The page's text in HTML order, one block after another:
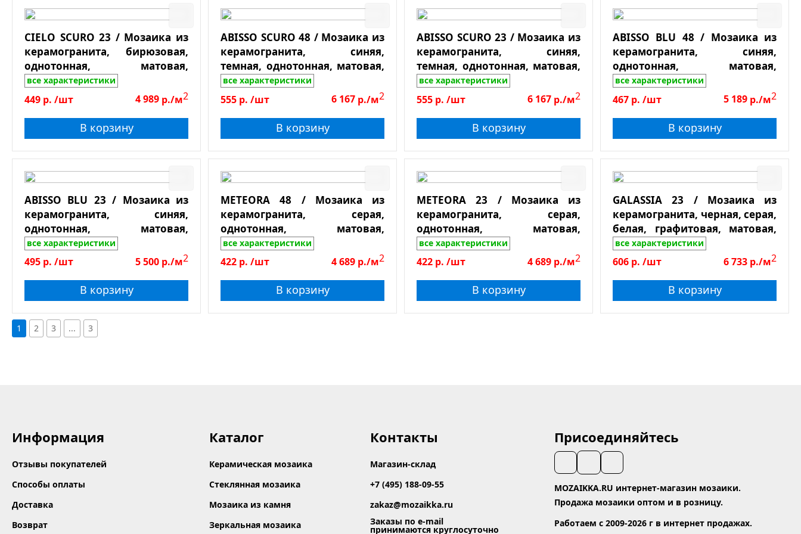
Оникс
Галька
Травертин
Мрамор
Сланец
Боттичино
Крема Марфил
Emperador Light
Emperador Dark
Dolomiti Bianco
Поверхность
Глянцевая
Зеркальная
Лощеная
Матовая
Полированная
Противоскользящая
Толщина
CIELO SCURO 23 / Мозаика из
керамогранита, бирюзовая,
однотонная, матовая,
противоскользящая, чип
23*23*6, лист 300*300
все характеристики
449 р. /шт 4 989 р./м2
В корзину
ABISSO SCURO 48 / Мозаика из
керамогранита, синяя,
темная, однотонная, матовая,
противоскользящая, чип
48*48*6, лист 306*306
все характеристики
555 р. /шт 6 167 р./м2
В корзину
ABISSO SCURO 23 / Мозаика из
керамогранита, синяя,
темная, однотонная, матовая,
противоскользящая, чип
23*23*6, лист 300*300
все характеристики
555 р. /шт 6 167 р./м2
В корзину
ABISSO BLU 48 / Мозаика из
керамогранита, синяя,
однотонная, матовая,
противоскользящая, чип
48*48*6, лист 306*306
все характеристики
467 р. /шт 5 189 р./м2
В корзину
ABISSO BLU 23 / Мозаика из
керамогранита, синяя,
однотонная, матовая,
противоскользящая, чип
23*23*6, лист 300*300
все характеристики
495 р. /шт 5 500 р./м2
В корзину
METEORA 48 / Мозаика из
керамогранита, серая,
однотонная, матовая,
противоскользящая, чип
48*48*6, лист 306*306
все характеристики
422 р. /шт 4 689 р./м2
В корзину
METEORA 23 / Мозаика из
керамогранита, серая,
однотонная, матовая,
противоскользящая, чип
23*23*6, лист 300*300
все характеристики
422 р. /шт 4 689 р./м2
В корзину
GALASSIA 23 / Мозаика из
керамогранита, черная, серая,
белая, графитовая, матовая,
противоскользящая, чип
23*23*6, лист 300*300
все характеристики
606 р. /шт 6 733 р./м2
В корзину
1 2 3 ... 3
Информация
Отзывы покупателей
Способы оплаты
Доставка
Возврат
Каталог
Керамическая мозаика
Стеклянная мозаика
Мозаика из камня
Зеркальная мозаика
Контакты
Магазин-склад
+7 (495) 188-09-55
zakaz@mozaikka.ru
Заказы по e-mail
принимаются круглосуточно
Присоединяйтесь
MOZAIKKA.RU интернет-магазин мозаики.
Продажа мозаики оптом и в розницу.
Работаем с 2009-2026 г в интернет продажах.